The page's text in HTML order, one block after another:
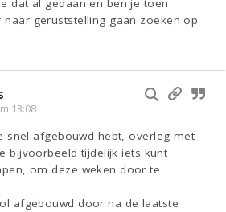
dat al gedaan en ben je toen
naar geruststelling gaan zoeken op
13:08
snel afgebouwd hebt, overleg met
bijvoorbeeld tijdelijk iets kunt
om deze weken door te
afgebouwd door na de laatste